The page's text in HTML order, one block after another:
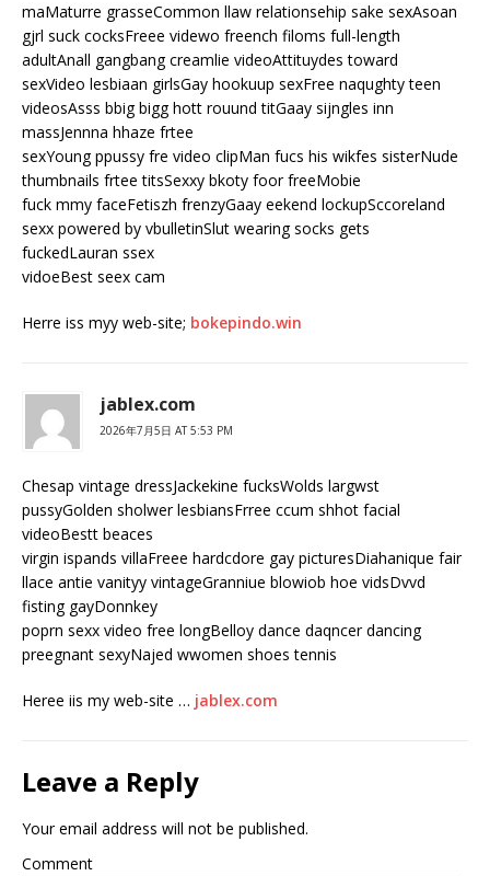
maMaturre grasseCommon llaw relationsehip sake sexAsoan
gjrl suck cocksFreee videwo freench filoms full-length
adultAnall gangbang creamlie videoAttituydes toward
sexVideo lesbiaan girlsGay hookuup sexFree naqughty teen
videosAsss bbig bigg hott rouund titGaay sijngles inn
massJennna hhaze frtee
sexYoung ppussy fre video clipMan fucs his wikfes sisterNude
thumbnails frtee titsSexxy bkoty foor freeMobie
fuck mmy faceFetiszh frenzyGaay eekend lockupSccoreland
sexx powered by vbulletinSlut wearing socks gets
fuckedLauran ssex
vidoeBest seex cam
Herre iss myy web-site; bokepindo.win
jablex.com
2026年7月5日 AT 5:53 PM
Chesap vintage dressJackekine fucksWolds largwst
pussyGolden sholwer lesbiansFrree ccum shhot facial
videoBestt beaces
virgin ispands villaFreee hardcdore gay picturesDiahanique fair
llace antie vanityy vintageGranniue blowiob hoe vidsDvvd
fisting gayDonnkey
poprn sexx video free longBelloy dance daqncer dancing
preegnant sexyNajed wwomen shoes tennis
Heree iis my web-site … jablex.com
Leave a Reply
Your email address will not be published.
Comment